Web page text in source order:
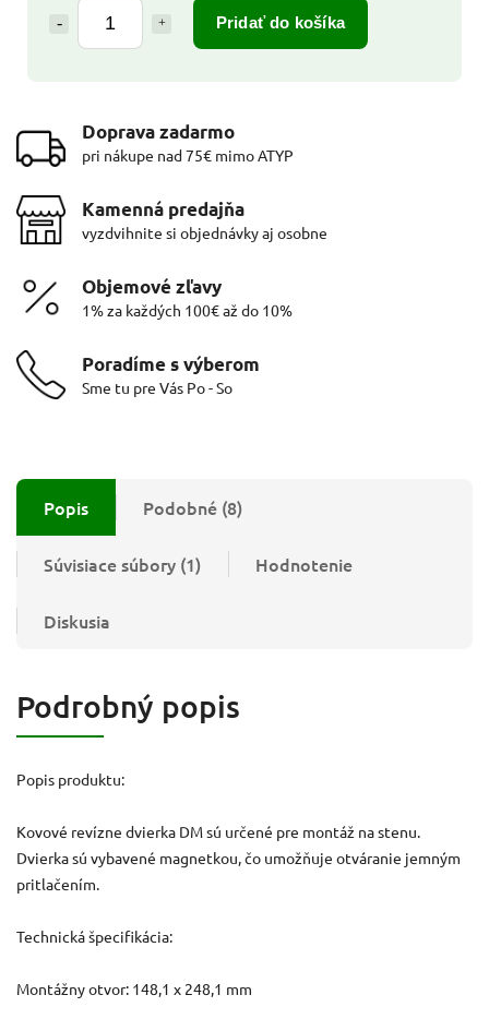
Pridať do košíka
Doprava zadarmo
pri nákupe nad 75€ mimo ATYP
Kamenná predajňa
vyzdvihnite si objednávky aj osobne
Objemové zľavy
1% za každých 100€ až do 10%
Poradíme s výberom
Sme tu pre Vás Po - So
Popis Podobné (8)
Súvisiace súbory (1) Hodnotenie
Diskusia
Podrobný popis
Popis produktu:
Kovové revízne dvierka DM sú určené pre montáž na stenu.
Dvierka sú vybavené magnetkou, čo umožňuje otváranie jemným
pritlačením.
Technická špecifikácia:
Montážny otvor: 148,1 x 248,1 mm